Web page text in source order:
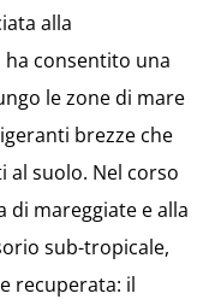
alla
consentito una
le zone di mare
brezze che
suolo. Nel corso
di mareggiate e alla
sub-tropicale,
recuperata: il